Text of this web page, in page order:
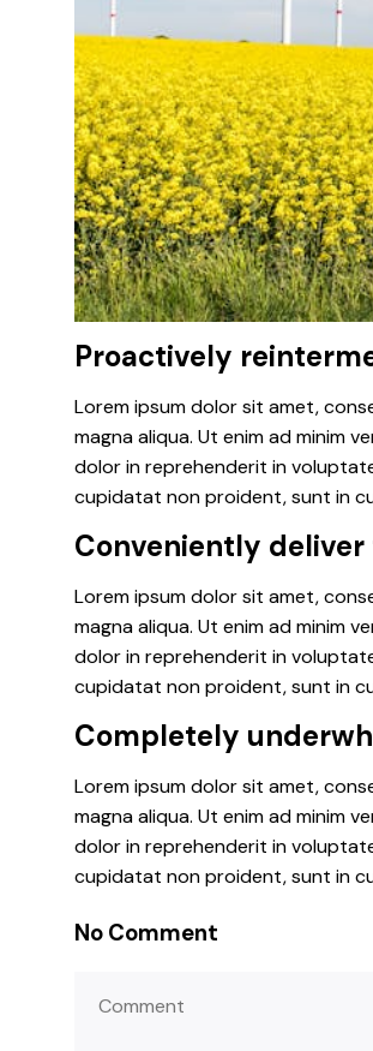
Proactively
Lorem ipsum dolor sit amet,
magna aliqua. Ut enim ad minim
dolor in reprehenderit in
cupidatat non proident, sunt in
Conveniently
Lorem ipsum dolor sit amet,
magna aliqua. Ut enim ad minim
dolor in reprehenderit in
cupidatat non proident, sunt in
Completely
Lorem ipsum dolor sit amet,
magna aliqua. Ut enim ad minim
dolor in reprehenderit in
cupidatat non proident, sunt in
No Comment